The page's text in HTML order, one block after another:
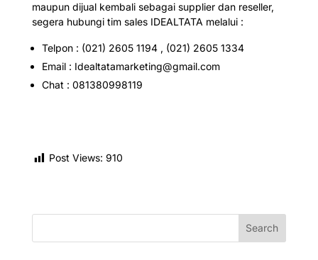
maupun dijual kembali sebagai supplier dan reseller,
segera hubungi tim sales IDEALTATA melalui :
Telpon : (021) 2605 1194 , (021) 2605 1334
Email : Idealtatamarketing@gmail.com
Chat : 081380998119
Post Views: 910
Search